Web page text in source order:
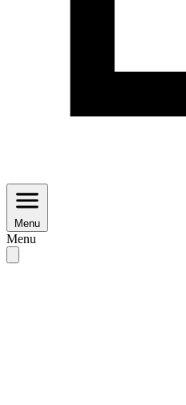
Menu
Menu